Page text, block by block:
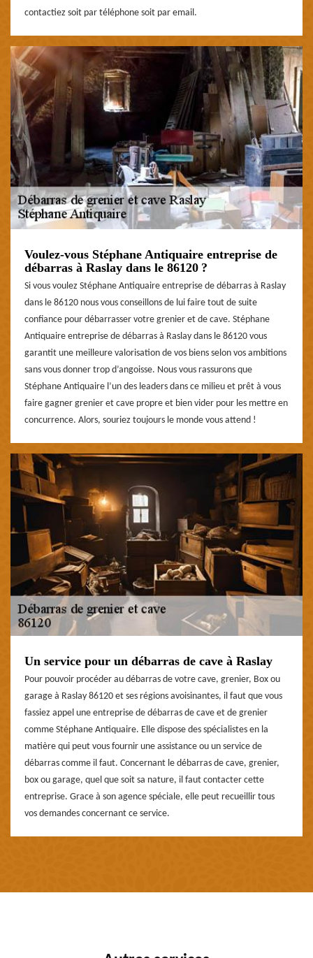
contactiez soit par téléphone soit par email.
Voulez-vous Stéphane Antiquaire entreprise de
débarras à Raslay dans le 86120 ?
Si vous voulez Stéphane Antiquaire entreprise de débarras à Raslay
dans le 86120 nous vous conseillons de lui faire tout de suite
confiance pour débarrasser votre grenier et de cave. Stéphane
Antiquaire entreprise de débarras à Raslay dans le 86120 vous
garantit une meilleure valorisation de vos biens selon vos ambitions
sans vous donner trop d’angoisse. Nous vous rassurons que
Stéphane Antiquaire l’un des leaders dans ce milieu et prêt à vous
faire gagner grenier et cave propre et bien vider pour les mettre en
concurrence. Alors, souriez toujours le monde vous attend !
Un service pour un débarras de cave à Raslay
Pour pouvoir procéder au débarras de votre cave, grenier, Box ou
garage à Raslay 86120 et ses régions avoisinantes, il faut que vous
fassiez appel une entreprise de débarras de cave et de grenier
comme Stéphane Antiquaire. Elle dispose des spécialistes en la
matière qui peut vous fournir une assistance ou un service de
débarras comme il faut. Concernant le débarras de cave, grenier,
box ou garage, quel que soit sa nature, il faut contacter cette
entreprise. Grace à son agence spéciale, elle peut recueillir tous
vos demandes concernant ce service.